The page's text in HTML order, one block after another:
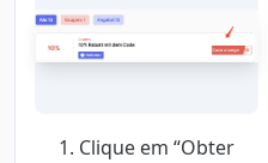
1. Clique em “Obter